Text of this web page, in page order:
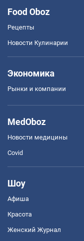
Food Oboz
Рецепты
Новости Кулинарии
Экономика
Рынки и компании
MedOboz
Новости медицины
Covid
Шоу
Афиша
Красота
Женский Журнал